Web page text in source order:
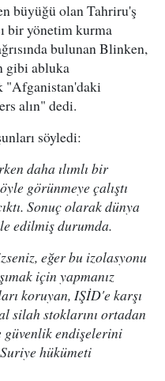
büyüğü olan Tahriru'ş
bir yönetim kurma
bulunan Blinken,
gibi abluka
"Afganistan'daki
alın" dedi.
söyledi:
daha ılımlı bir
görünmeye çalıştı
Sonuç olarak dünya
edilmiş durumda.
eğer bu izolasyonu
için yapmanız
koruyan, IŞİD'e karşı
silah stoklarını ortadan
güvenlik endişelerini
hükümeti